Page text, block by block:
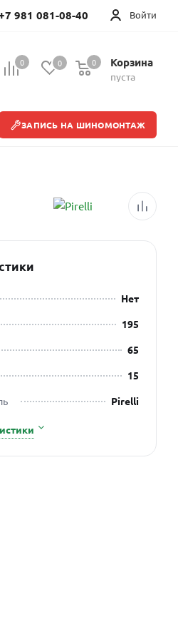
Войти
981 081-08-40
0 0 Корзина
пуста
0
ЗАПИСЬ НА ШИНОМОНТАЖ
Нет
195
65
15
Pirelli